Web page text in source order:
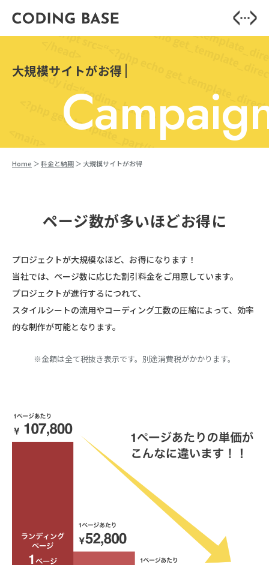
大規模サイ トがお得
Campaig
Home 料金と納期 大規模サイトがお得
ページ数が多いほどお得に
プロジェクトが大規模なほど、お得になります！
当社では、ページ数に応じた割引料金をご用意しています。
プロジェクトが進行するにつれて、
スタイルシートの流用やコーディング工数の圧縮によって、効率
的な制作が可能となります。
※金額は全て税抜き表示です。別途消費税がかかります。